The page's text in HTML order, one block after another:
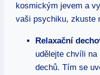
kosmickým jevem a
vaši psychiku, zkuste
Relaxační
udělejte chvíli
dechů. Tím se